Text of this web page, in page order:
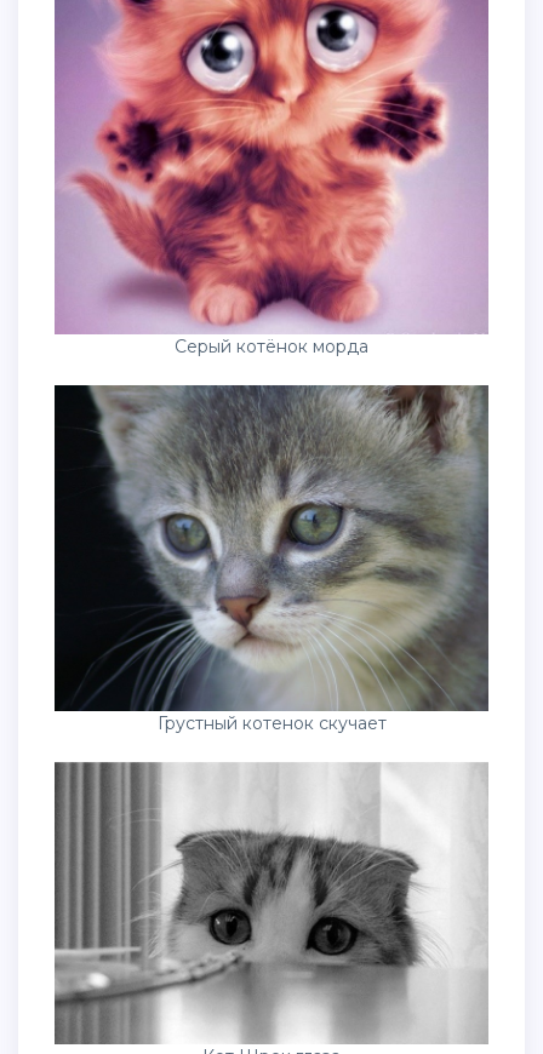
Серый котёнок морда
Грустный котенок скучает